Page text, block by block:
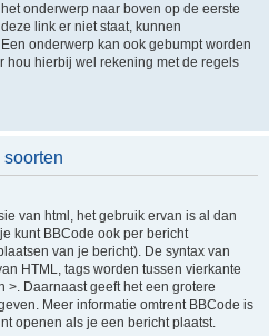
onderwerp naar boven op de eerste
link er niet staat, kunnen
onderwerp kan ook gebumpt worden
hou hierbij wel rekening met de regels
van html, het gebruik ervan is al dan
kunt BBCode ook per bericht
van je bericht). De syntax van
HTML, tags worden tussen vierkante
>. Daarnaast geeft het een grotere
Meer informatie omtrent BBCode is
openen als je een bericht plaatst.